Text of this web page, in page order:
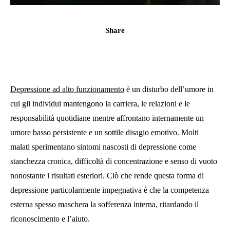
Share
Depressione ad alto funzionamento è un disturbo dell’umore in
cui gli individui mantengono la carriera, le relazioni e le
responsabilità quotidiane mentre affrontano internamente un
umore basso persistente e un sottile disagio emotivo. Molti
malati sperimentano sintomi nascosti di depressione come
stanchezza cronica, difficoltà di concentrazione e senso di vuoto
nonostante i risultati esteriori. Ciò che rende questa forma di
depressione particolarmente impegnativa è che la competenza
esterna spesso maschera la sofferenza interna, ritardando il
riconoscimento e l’aiuto.